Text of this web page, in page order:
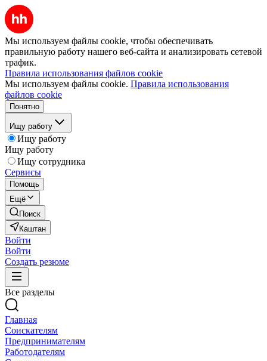
Мы используем файлы cookie, чтобы обеспечивать
правильную работу нашего веб-сайта и анализировать сетевой
трафик.
Правила использования файлов cookie
Мы используем файлы cookie. Правила использования
файлов cookie
Понятно
Ищу работу
Ищу работу
Ищу работу
Ищу сотрудника
Сервисы
Помощь
Ещё
Поиск
Каштан
Войти
Войти
Создать резюме
Все разделы
Главная
Соискателям
Предпринимателям
Работодателям